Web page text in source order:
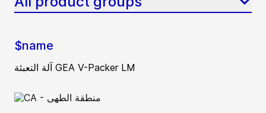
$name
آلة التعبئة GEA V-Packer LM